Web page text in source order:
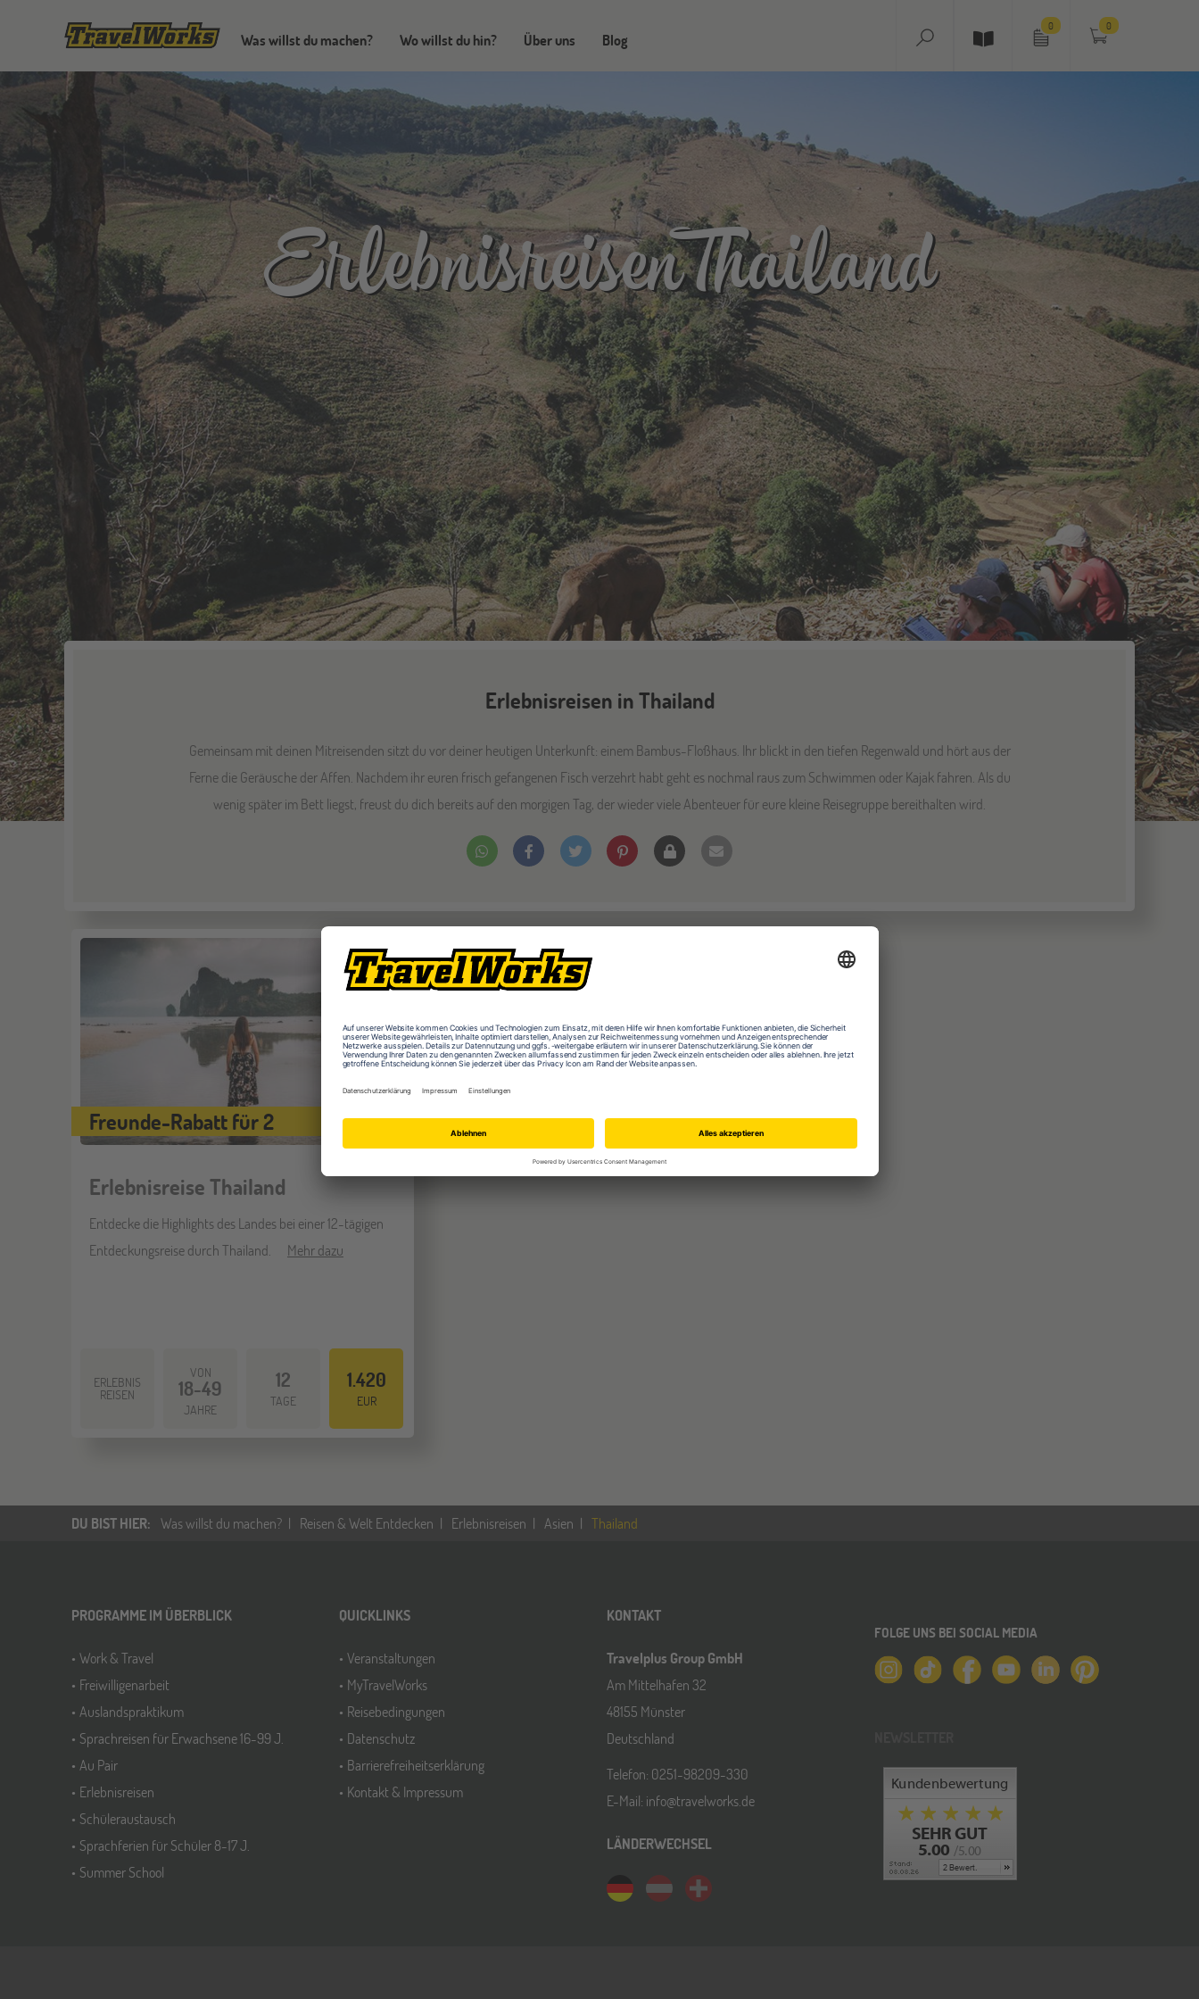
Was willst du machen? Wo willst du hin? Über uns Blog
0 0
Erlebnisreisen Thailand
Erlebnisreisen in Thailand
Gemeinsam mit deinen Mitreisenden sitzt du vor deiner heutigen Unterkunft: einem Bambus-Floßhaus. Ihr blickt in den tiefen Regenwald und hört aus der
Ferne die Geräusche der Affen. Nachdem ihr euren frisch gefangenen Fisch verzehrt habt geht es nochmal raus zum Schwimmen oder Kajak fahren. Als du
wenig später im Bett liegst, freust du dich bereits auf den morgigen Tag, der wieder viele Abenteuer für eure kleine Reisegruppe bereithalten wird.
Freunde-Rabatt für 2
Erlebnisreise Thailand
Entdecke die Highlights des Landes bei einer 12-tägigen
Entdeckungsreise durch Thailand.
Mehr dazu
ERLEBNIS
REISEN
VON
18-49
JAHRE
12
TAGE
1.420
EUR
DU BIST HIER: Was willst du machen? Reisen & Welt Entdecken Erlebnisreisen Asien Thailand
PROGRAMME IM ÜBERBLICK
Work & Travel
Freiwilligenarbeit
Auslandspraktikum
Sprachreisen für Erwachsene 16-99 J.
Au Pair
Erlebnisreisen
Schüleraustausch
Sprachferien für Schüler 8-17 J.
Summer School
QUICKLINKS
Veranstaltungen
MyTravelWorks
Reisebedingungen
Datenschutz
Barrierefreiheitserklärung
Kontakt & Impressum
KONTAKT
Travelplus Group GmbH
Am Mittelhafen 32
48155 Münster
Deutschland
Telefon: 0251-98209-330
E-Mail: info@travelworks.de
LÄNDERWECHSEL
FOLGE UNS BEI SOCIAL MEDIA